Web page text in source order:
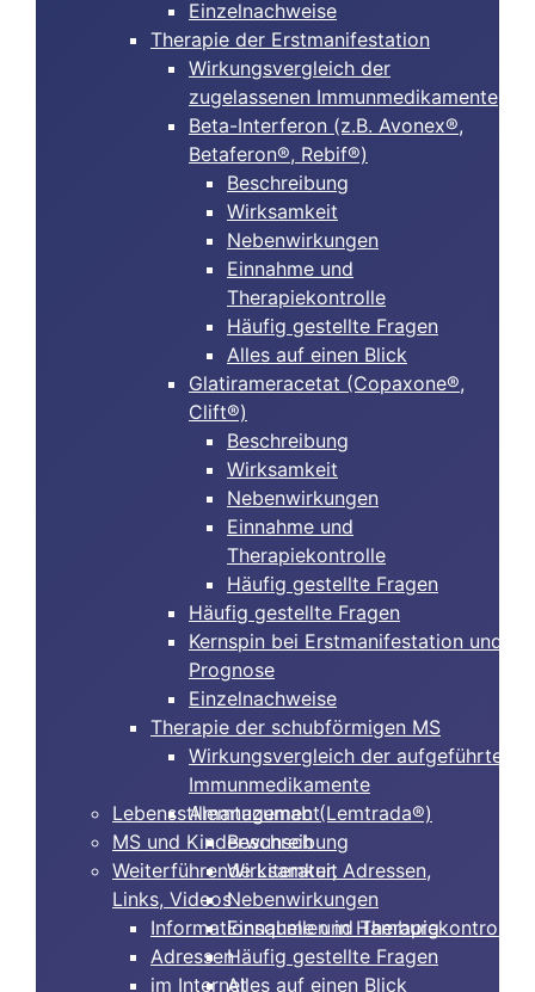
Einzelnachweise
Therapie der Erstmanifestation
Wirkungsvergleich der
zugelassenen Immunmedikamente
Beta-Interferon (z.B. Avonex®,
Betaferon®, Rebif®)
Beschreibung
Wirksamkeit
Nebenwirkungen
Einnahme und
Therapiekontrolle
Häufig gestellte Fragen
Alles auf einen Blick
Glatirameracetat (Copaxone®,
Clift®)
Beschreibung
Wirksamkeit
Nebenwirkungen
Einnahme und
Therapiekontrolle
Häufig gestellte Fragen
Häufig gestellte Fragen
Kernspin bei Erstmanifestation und
Prognose
Einzelnachweise
Therapie der schubförmigen MS
Wirkungsvergleich der aufgeführten
Immunmedikamente
Alemtuzumab (Lemtrada®)
Beschreibung
Wirksamkeit
Nebenwirkungen
Einnahme und Therapiekontrolle
Häufig gestellte Fragen
Alles auf einen Blick
Lebensstilmanagement
MS und Kinderwunsch
Weiterführende Literatur, Adressen,
Links, Videos
Informationsquellen in Hamburg
Adressen
im Internet